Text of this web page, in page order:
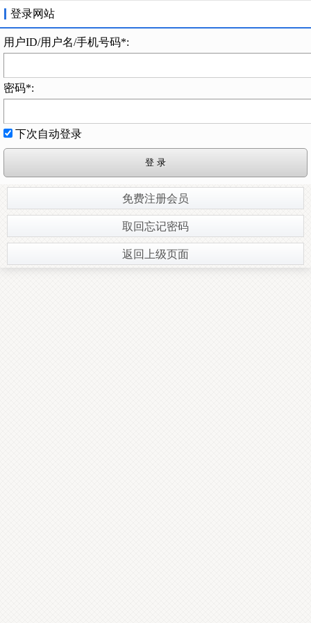
登录网站
用户ID/用户名/手机号码*:
密码*:
下次自动登录
免费注册会员
取回忘记密码
返回上级页面